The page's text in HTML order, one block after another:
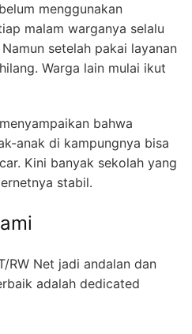
menggunakan
malam warganya selalu
setelah pakai layanan
Warga lain mulai ikut
bahwa
anak di kampungnya bisa
Kini banyak sekolah yang
stabil.
RW Net jadi andalan dan
adalah dedicated